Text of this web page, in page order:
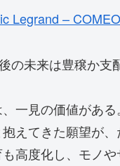
Legrand – COMEO
未来は豊穣か支
一見の価値がある。
えてきた願望が
高度化し、モノ